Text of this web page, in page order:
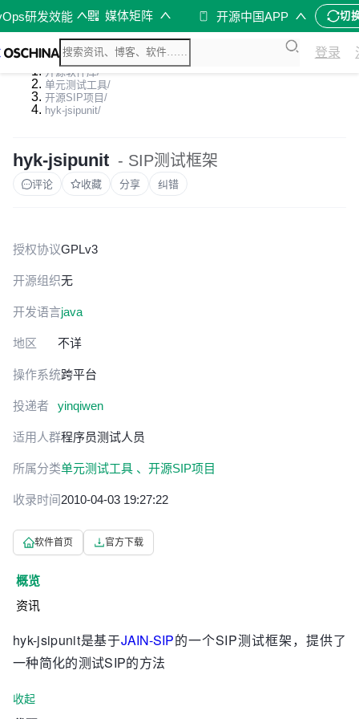
研发效能 媒体矩阵 开源中国APP 切
登录
开源软件库/
单元测试工具/
开源SIP项目 /
hyk-jsipunit/
hyk-jsipunit - SIP测试框架
评论 收藏 分享 纠错
授权协议GPLv3
开源组织无
开发语言java
地区 不详
操作系统跨平台
投递者 yinqiwen
适用人群程序员测试人员
所属分类单元测试工具 、 开源SIP项目
收录时间2010-04-03 19:27:22
软件首页 官方下载
概览
资讯
hyk-jsipunit是基于JAIN-SIP的一个SIP测试框架，提供了
一种简化的测试SIP的方法
收起